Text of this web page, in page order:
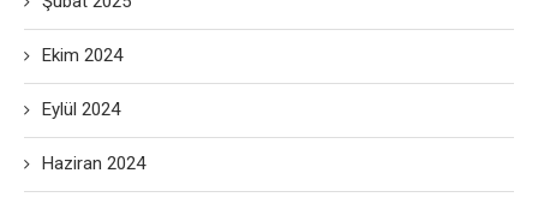
Ekim 2024
Eylül 2024
Haziran 2024